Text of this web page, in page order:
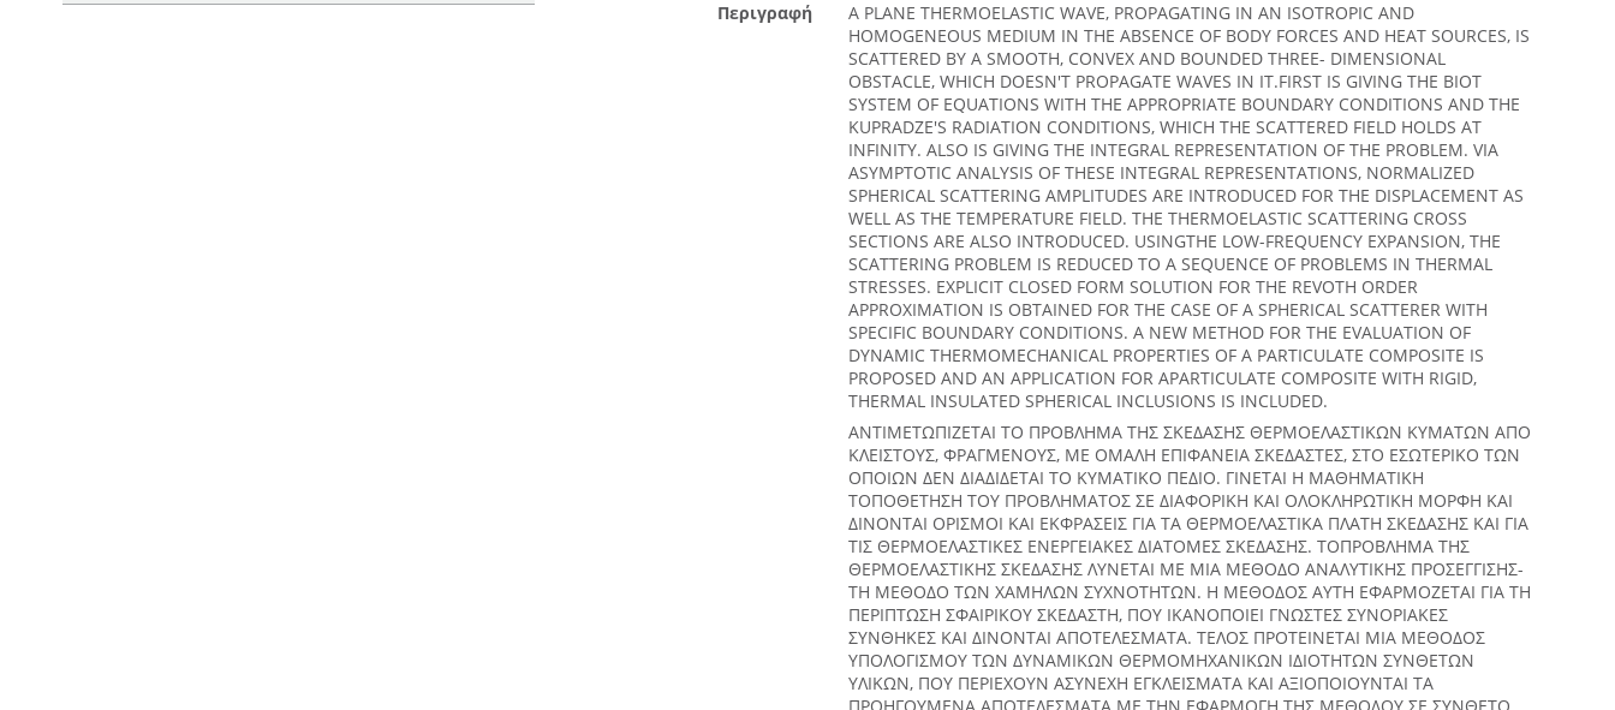
Περιγραφή
A PLANE THERMOELASTIC WAVE, PROPAGATING IN AN ISOTROPIC AND
HOMOGENEOUS MEDIUM IN THE ABSENCE OF BODY FORCES AND HEAT SOURCES, IS
SCATTERED BY A SMOOTH, CONVEX AND BOUNDED THREE- DIMENSIONAL
OBSTACLE, WHICH DOESN'T PROPAGATE WAVES IN IT.FIRST IS GIVING THE BIOT
SYSTEM OF EQUATIONS WITH THE APPROPRIATE BOUNDARY CONDITIONS AND THE
KUPRADZE'S RADIATION CONDITIONS, WHICH THE SCATTERED FIELD HOLDS AT
INFINITY. ALSO IS GIVING THE INTEGRAL REPRESENTATION OF THE PROBLEM. VIA
ASYMPTOTIC ANALYSIS OF THESE INTEGRAL REPRESENTATIONS, NORMALIZED
SPHERICAL SCATTERING AMPLITUDES ARE INTRODUCED FOR THE DISPLACEMENT AS
WELL AS THE TEMPERATURE FIELD. THE THERMOELASTIC SCATTERING CROSS
SECTIONS ARE ALSO INTRODUCED. USINGTHE LOW-FREQUENCY EXPANSION, THE
SCATTERING PROBLEM IS REDUCED TO A SEQUENCE OF PROBLEMS IN THERMAL
STRESSES. EXPLICIT CLOSED FORM SOLUTION FOR THE REVOTH ORDER
APPROXIMATION IS OBTAINED FOR THE CASE OF A SPHERICAL SCATTERER WITH
SPECIFIC BOUNDARY CONDITIONS. A NEW METHOD FOR THE EVALUATION OF
DYNAMIC THERMOMECHANICAL PROPERTIES OF A PARTICULATE COMPOSITE IS
PROPOSED AND AN APPLICATION FOR APARTICULATE COMPOSITE WITH RIGID,
THERMAL INSULATED SPHERICAL INCLUSIONS IS INCLUDED.
ΑΝΤΙΜΕΤΩΠΙΖΕΤΑΙ ΤΟ ΠΡΟΒΛΗΜΑ ΤΗΣ ΣΚΕΔΑΣΗΣ ΘΕΡΜΟΕΛΑΣΤΙΚΩΝ ΚΥΜΑΤΩΝ ΑΠΟ
ΚΛΕΙΣΤΟΥΣ, ΦΡΑΓΜΕΝΟΥΣ, ΜΕ ΟΜΑΛΗ ΕΠΙΦΑΝΕΙΑ ΣΚΕΔΑΣΤΕΣ, ΣΤΟ ΕΣΩΤΕΡΙΚΟ ΤΩΝ
ΟΠΟΙΩΝ ΔΕΝ ΔΙΑΔΙΔΕΤΑΙ ΤΟ ΚΥΜΑΤΙΚΟ ΠΕΔΙΟ. ΓΙΝΕΤΑΙ Η ΜΑΘΗΜΑΤΙΚΗ
ΤΟΠΟΘΕΤΗΣΗ ΤΟΥ ΠΡΟΒΛΗΜΑΤΟΣ ΣΕ ΔΙΑΦΟΡΙΚΗ ΚΑΙ ΟΛΟΚΛΗΡΩΤΙΚΗ ΜΟΡΦΗ ΚΑΙ
ΔΙΝΟΝΤΑΙ ΟΡΙΣΜΟΙ ΚΑΙ ΕΚΦΡΑΣΕΙΣ ΓΙΑ ΤΑ ΘΕΡΜΟΕΛΑΣΤΙΚΑ ΠΛΑΤΗ ΣΚΕΔΑΣΗΣ ΚΑΙ ΓΙΑ
ΤΙΣ ΘΕΡΜΟΕΛΑΣΤΙΚΕΣ ΕΝΕΡΓΕΙΑΚΕΣ ΔΙΑΤΟΜΕΣ ΣΚΕΔΑΣΗΣ. ΤΟΠΡΟΒΛΗΜΑ ΤΗΣ
ΘΕΡΜΟΕΛΑΣΤΙΚΗΣ ΣΚΕΔΑΣΗΣ ΛΥΝΕΤΑΙ ΜΕ ΜΙΑ ΜΕΘΟΔΟ ΑΝΑΛΥΤΙΚΗΣ ΠΡΟΣΕΓΓΙΣΗΣ-
ΤΗ ΜΕΘΟΔΟ ΤΩΝ ΧΑΜΗΛΩΝ ΣΥΧΝΟΤΗΤΩΝ. Η ΜΕΘΟΔΟΣ ΑΥΤΗ ΕΦΑΡΜΟΖΕΤΑΙ ΓΙΑ ΤΗ
ΠΕΡΙΠΤΩΣΗ ΣΦΑΙΡΙΚΟΥ ΣΚΕΔΑΣΤΗ, ΠΟΥ ΙΚΑΝΟΠΟΙΕΙ ΓΝΩΣΤΕΣ ΣΥΝΟΡΙΑΚΕΣ
ΣΥΝΘΗΚΕΣ ΚΑΙ ΔΙΝΟΝΤΑΙ ΑΠΟΤΕΛΕΣΜΑΤΑ. ΤΕΛΟΣ ΠΡΟΤΕΙΝΕΤΑΙ ΜΙΑ ΜΕΘΟΔΟΣ
ΥΠΟΛΟΓΙΣΜΟΥ ΤΩΝ ΔΥΝΑΜΙΚΩΝ ΘΕΡΜΟΜΗΧΑΝΙΚΩΝ ΙΔΙΟΤΗΤΩΝ ΣΥΝΘΕΤΩΝ
ΥΛΙΚΩΝ, ΠΟΥ ΠΕΡΙΕΧΟΥΝ ΑΣΥΝΕΧΗ ΕΓΚΛΕΙΣΜΑΤΑ ΚΑΙ ΑΞΙΟΠΟΙΟΥΝΤΑΙ ΤΑ